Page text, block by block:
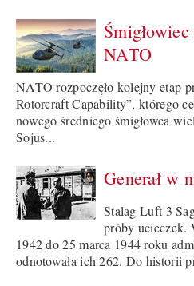
NATO
NATO rozpoczęło kolejny etap
Rotorcraft Capability”, którego
nowego średniego śmigłowca
Sojus...
Generał w
Stalag Luft 3
próby ucieczek.
1942 do 25 marca 1944 roku
odnotowała ich 262. Do historii